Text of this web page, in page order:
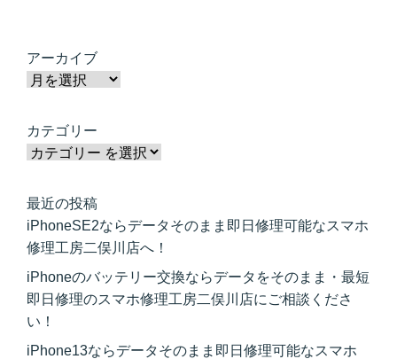
アーカイブ
カテゴリー
最近の投稿
iPhoneSE2ならデータそのまま即日修理可能なスマホ
修理工房二俣川店へ！
iPhoneのバッテリー交換ならデータをそのまま・最短
即日修理のスマホ修理工房二俣川店にご相談くださ
い！
iPhone13ならデータそのまま即日修理可能なスマホ